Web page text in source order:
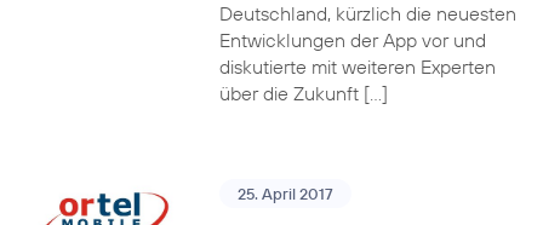
Deutschland, kürzlich die neuesten
Entwicklungen der App vor und
diskutierte mit weiteren Experten
über die Zukunft […]
25. April 2017